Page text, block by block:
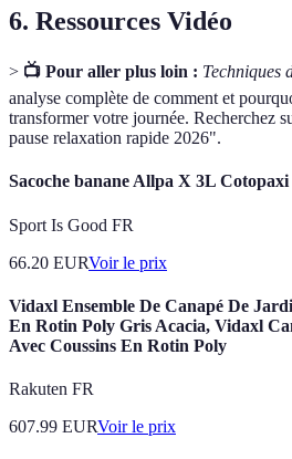
6. Ressources Vidéo
> 📺 Pour aller plus loin : Techniques
analyse complète de comment et
transformer votre journée. Recherchez
pause relaxation rapide 2026".
Sacoche banane Allpa X 3L Cotopaxi
Sport Is Good FR
66.20 EURVoir le prix
Vidaxl Ensemble De Canapé De
En Rotin Poly Gris Acacia, Vidaxl
Avec Coussins En Rotin Poly
Rakuten FR
607.99 EURVoir le prix